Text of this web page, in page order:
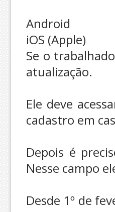
Android
iOS (Apple)
Se o
atualização.
Ele deve
cadastro em
Depois é
Nesse campo
Desde 1º de